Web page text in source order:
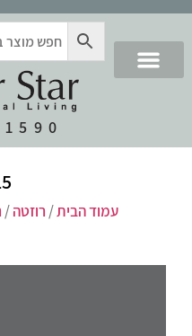
עמוד הבית/ רוזטה/